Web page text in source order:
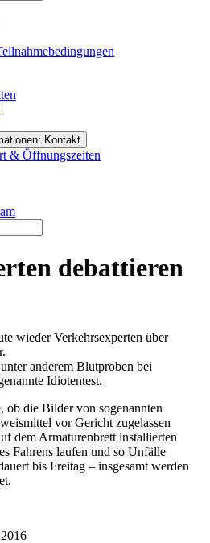
Kontakt
& Öffnungszeiten
debattieren
wieder Verkehrsexperten über
anderem Blutproben bei
Idiotentest.
ob die Bilder von sogenannten
vor Gericht zugelassen
dem Armaturenbrett installierten
Fahrens laufen und so Unfälle
bis Freitag – insgesamt werden